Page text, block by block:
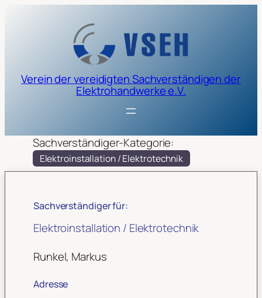
Verein der vereidigten Sachverständigen der
Elektrohandwerke e.V.
Sachverständiger-Kategorie:
Elektroinstallation / Elektrotechnik
Sachverständiger für:
Elektroinstallation / Elektrotechnik
Runkel, Markus
Adresse